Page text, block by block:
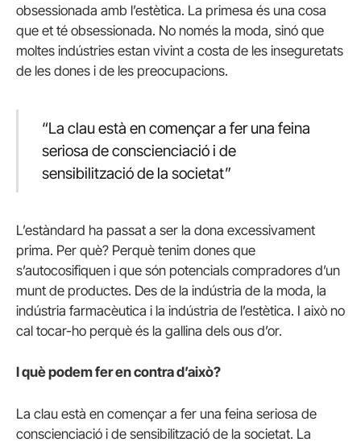
obsessionada amb l’estètica. La primesa és una cosa
que et té obsessionada. No només la moda, sinó que
moltes indústries estan vivint a costa de les inseguretats
de les dones i de les preocupacions.
“La clau està en començar a fer una feina
seriosa de conscienciació i de
sensibilització de la societat”
L’estàndard ha passat a ser la dona excessivament
prima. Per què? Perquè tenim dones que
s’autocosifiquen i que són potencials compradores d’un
munt de productes. Des de la indústria de la moda, la
indústria farmacèutica i la indústria de l’estètica. I això no
cal tocar-ho perquè és la gallina dels ous d’or.
I què podem fer en contra d’això?
La clau està en començar a fer una feina seriosa de
conscienciació i de sensibilització de la societat. La